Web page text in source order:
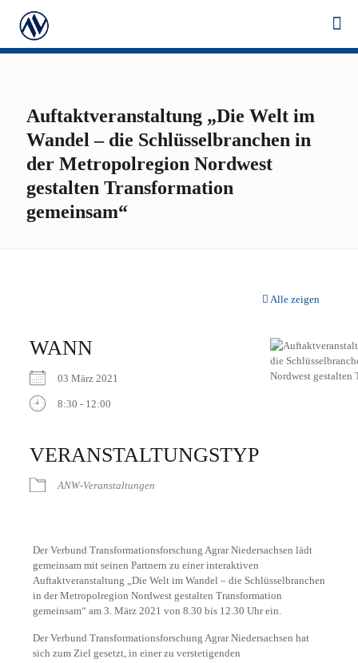
Auftaktveranstaltung „Die Welt im
Wandel – die Schlüsselbranchen in
der Metropolregion Nordwest
gestalten Transformation
gemeinsam“
Alle zeigen
WANN
03 März 2021
8:30 - 12:00
VERANSTALTUNGSTYP
ANW-Veranstaltungen
Der Verbund Transformationsforschung Agrar Niedersachsen lädt
gemeinsam mit seinen Partnern zu einer interaktiven
Auftaktveranstaltung „Die Welt im Wandel – die Schlüsselbranchen
in der Metropolregion Nordwest gestalten Transformation
gemeinsam“ am 3. März 2021 von 8.30 bis 12.30 Uhr ein.
Der Verbund Transformationsforschung Agrar Niedersachsen hat
sich zum Ziel gesetzt, in einer zu verstetigenden